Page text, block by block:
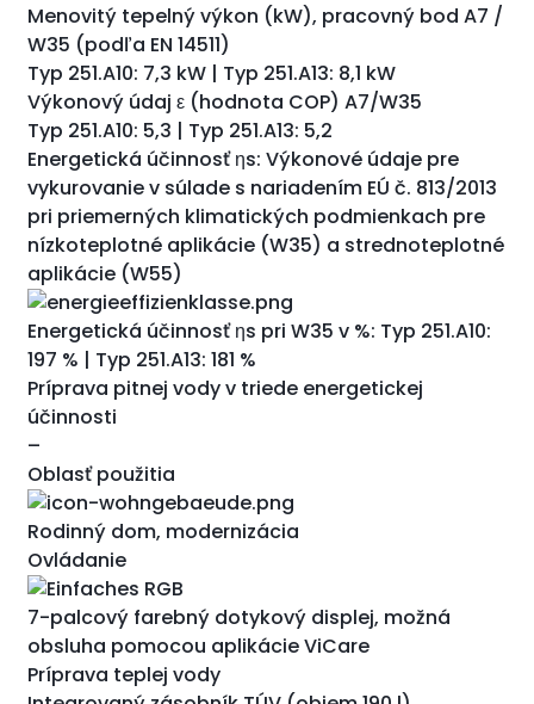
Menovitý tepelný výkon (kW), pracovný bod A7 /
W35 (podľa EN 14511)
Typ 251.A10: 7,3 kW | Typ 251.A13: 8,1 kW
Výkonový údaj ε (hodnota COP) A7/W35
Typ 251.A10: 5,3 | Typ 251.A13: 5,2
Energetická účinnosť ƞs: Výkonové údaje pre
vykurovanie v súlade s nariadením EÚ č. 813/2013
pri priemerných klimatických podmienkach pre
nízkoteplotné aplikácie (W35) a strednoteplotné
aplikácie (W55)
Energetická účinnosť ƞs pri W35 v %: Typ 251.A10:
197 % | Typ 251.A13: 181 %
Príprava pitnej vody v triede energetickej
účinnosti
–
Oblasť použitia
Rodinný dom, modernizácia
Ovládanie
7-palcový farebný dotykový displej, možná
obsluha pomocou aplikácie ViCare
Príprava teplej vody